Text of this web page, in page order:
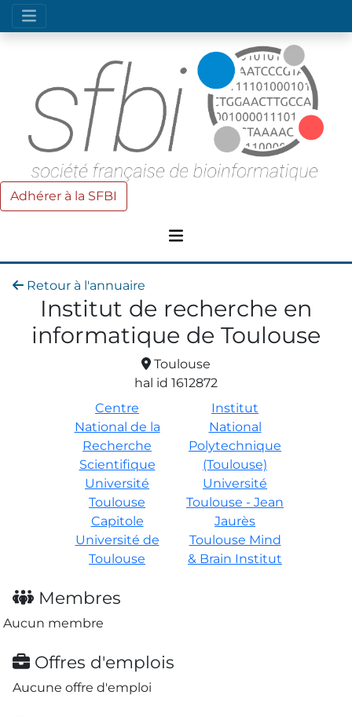
Adhérer à la SFBI
Retour à l'annuaire
Institut de recherche en
informatique de Toulouse
Toulouse
hal id 1612872
Centre
National de la
Recherche
Scientifique
Institut
National
Polytechnique
(Toulouse)
Université
Toulouse
Capitole
Université
Toulouse - Jean
Jaurès
Université de
Toulouse
Toulouse Mind
& Brain Institut
Membres
Aucun membre
Offres d'emplois
Aucune offre d'emploi